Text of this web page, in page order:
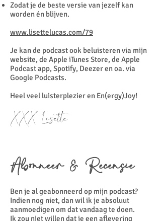
Zodat je de beste versie van jezelf kan
worden én blijven.
www.lisettelucas.com/79
Je kan de podcast ook beluisteren via mijn
website, de Apple iTunes Store, de Apple
Podcast app, Spotify, Deezer en oa. via
Google Podcasts.
Heel veel luisterplezier en En(ergy)Joy!
XXX Lisette
Abonneer & Recensie
Ben je al geabonneerd op mijn podcast?
Indien nog niet, dan wil ik je absoluut
aanmoedigen om dat vandaag te doen.
Ik zou niet willen dat je een aflevering